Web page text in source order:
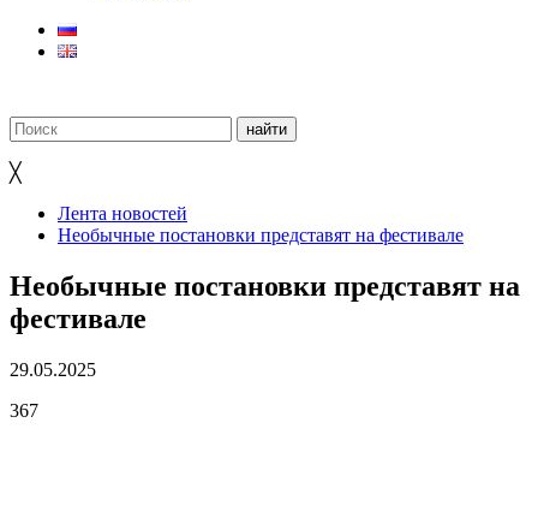
╳
Лента новостей
Необычные постановки представят на фестивале
Необычные постановки представят на
фестивале
29.05.2025
367